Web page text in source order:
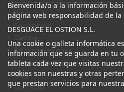
Inicio
Recambios
Bajas y tasaciones
Sobre Nosotros
Blog
Contacto
Bienvenida/o a la información
página web responsabilidad de la
DESGUACE EL OSTION S.L.
Una cookie o galleta informática
información que se guarda en tu
tableta cada vez que visitas
cookies son nuestras y otras
que prestan servicios para